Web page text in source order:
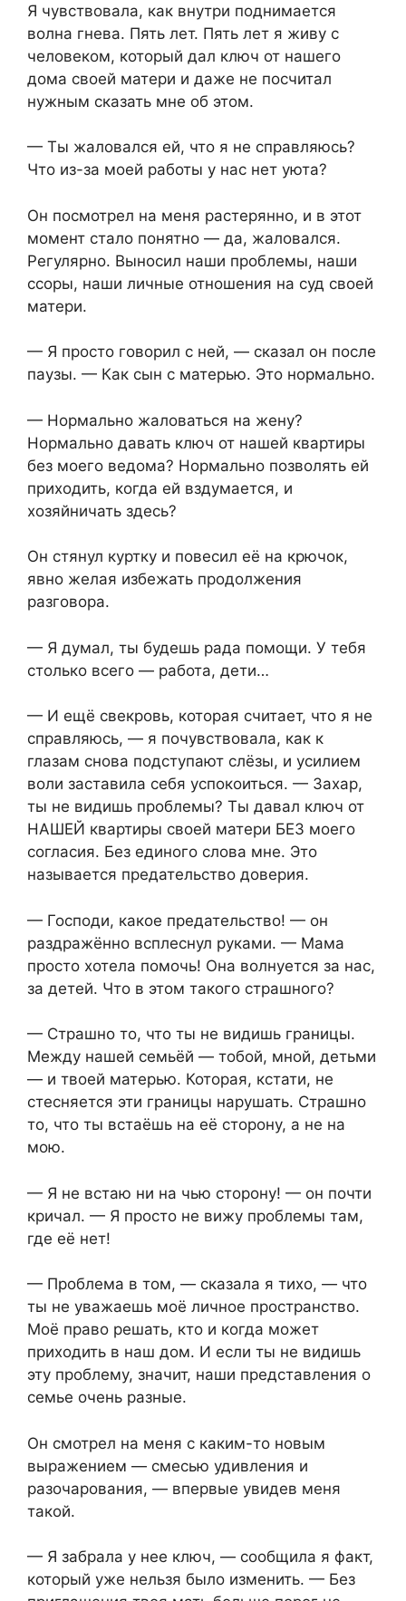
Я чувствовала, как внутри поднимается
волна гнева. Пять лет. Пять лет я живу с
человеком, который дал ключ от нашего
дома своей матери и даже не посчитал
нужным сказать мне об этом.
— Ты жаловался ей, что я не справляюсь?
Что из-за моей работы у нас нет уюта?
Он посмотрел на меня растерянно, и в этот
момент стало понятно — да, жаловался.
Регулярно. Выносил наши проблемы, наши
ссоры, наши личные отношения на суд своей
матери.
— Я просто говорил с ней, — сказал он после
паузы. — Как сын с матерью. Это нормально.
— Нормально жаловаться на жену?
Нормально давать ключ от нашей квартиры
без моего ведома? Нормально позволять ей
приходить, когда ей вздумается, и
хозяйничать здесь?
Он стянул куртку и повесил её на крючок,
явно желая избежать продолжения
разговора.
— Я думал, ты будешь рада помощи. У тебя
столько всего — работа, дети…
— И ещё свекровь, которая считает, что я не
справляюсь, — я почувствовала, как к
глазам снова подступают слёзы, и усилием
воли заставила себя успокоиться. — Захар,
ты не видишь проблемы? Ты давал ключ от
НАШЕЙ квартиры своей матери БЕЗ моего
согласия. Без единого слова мне. Это
называется предательство доверия.
— Господи, какое предательство! — он
раздражённо всплеснул руками. — Мама
просто хотела помочь! Она волнуется за нас,
за детей. Что в этом такого страшного?
— Страшно то, что ты не видишь границы.
Между нашей семьёй — тобой, мной, детьми
— и твоей матерью. Которая, кстати, не
стесняется эти границы нарушать. Страшно
то, что ты встаёшь на её сторону, а не на
мою.
— Я не встаю ни на чью сторону! — он почти
кричал. — Я просто не вижу проблемы там,
где её нет!
— Проблема в том, — сказала я тихо, — что
ты не уважаешь моё личное пространство.
Моё право решать, кто и когда может
приходить в наш дом. И если ты не видишь
эту проблему, значит, наши представления о
семье очень разные.
Он смотрел на меня с каким-то новым
выражением — смесью удивления и
разочарования, — впервые увидев меня
такой.
— Я забрала у нее ключ, — сообщила я факт,
который уже нельзя было изменить. — Без